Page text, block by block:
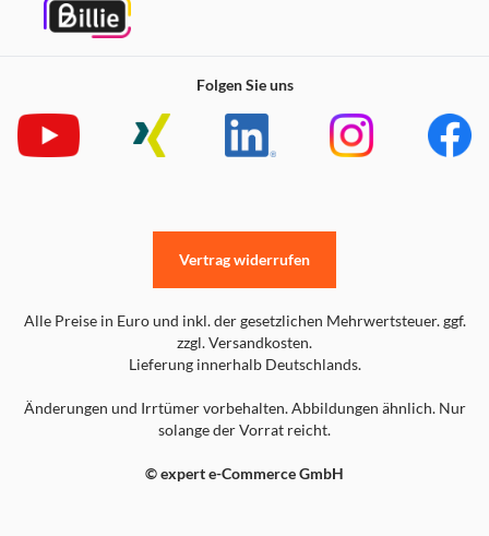
Folgen Sie uns
Alle Preise in Euro und inkl. der gesetzlichen Mehrwertsteuer. ggf.
zzgl. Versandkosten.
Lieferung innerhalb Deutschlands.
Änderungen und Irrtümer vorbehalten. Abbildungen ähnlich. Nur
solange der Vorrat reicht.
© expert e-Commerce GmbH
Vertrag widerrufen